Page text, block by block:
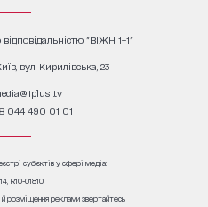
"ВІЖН 1+1"
вул. Кирилівська, 23
044 490 01 01
суб’єктів у сфері медіа:
R10-01810
й розміщення реклами звертайтесь